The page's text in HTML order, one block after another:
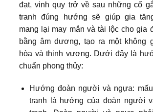
đạt, vinh quy trở về sau những cố
tranh đúng hướng sẽ giúp gia
mang lại may mắn và tài lộc cho gia
bằng âm dương, tạo ra một không
hòa và thịnh vượng. Dưới đây là
chuẩn phong thủy:
Hướng đoàn người và ngựa:
tranh là hướng của đoàn người